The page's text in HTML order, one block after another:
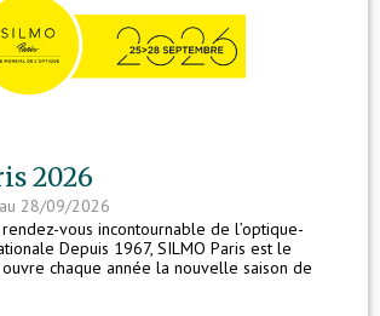
2026
28/09/2026
rendez-vous incontournable de l’optique-
Depuis 1967, SILMO Paris est le
chaque année la nouvelle saison de